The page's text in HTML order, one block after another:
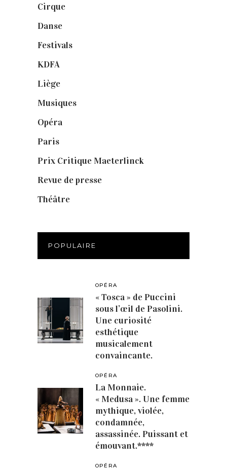
Cirque
Danse
Festivals
KDFA
Liège
Musiques
Opéra
Paris
Prix Critique Maeterlinck
Revue de presse
Théâtre
POPULAIRE
OPÉRA
« Tosca » de Puccini
sous l’œil de Pasolini.
Une curiosité
esthétique
musicalement
convaincante.
OPÉRA
La Monnaie.
« Medusa ». Une femme
mythique, violée,
condamnée,
assassinée. Puissant et
émouvant.****
OPÉRA